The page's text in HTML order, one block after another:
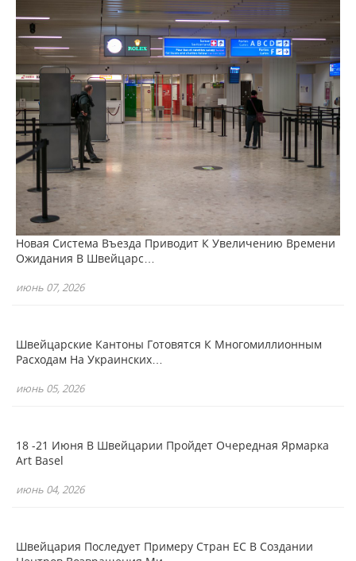
Новая Система Въезда Приводит К Увеличению Времени
Ожидания В Швейцарс…
июнь 07, 2026
Швейцарские Кантоны Готовятся К Многомиллионным
Расходам На Украинских…
июнь 05, 2026
18 -21 Июня В Швейцарии Пройдет Очередная Ярмарка
Art Basel
июнь 04, 2026
Швейцария Последует Примеру Стран ЕС В Создании